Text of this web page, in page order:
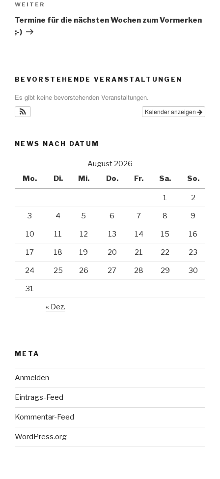
Nächster
Beitrag
WEITER
Termine für die nächsten Wochen zum Vormerken
;-)
BEVORSTEHENDE VERANSTALTUNGEN
Es gibt keine bevorstehenden Veranstaltungen.
Kalender anzeigen
NEWS NACH DATUM
August 2026
Mo.
Di. Mi. Do. Fr. Sa. So.
« Dez.
1 2
3 4 5 6 7 8 9
10 11 12 13 14 15 16
17 18 19 20 21 22 23
24 25 26 27 28 29 30
31
META
Anmelden
Eintrags-Feed
Kommentar-Feed
WordPress.org